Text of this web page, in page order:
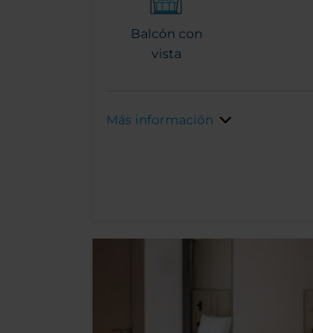
Balcón con
vista
Más información